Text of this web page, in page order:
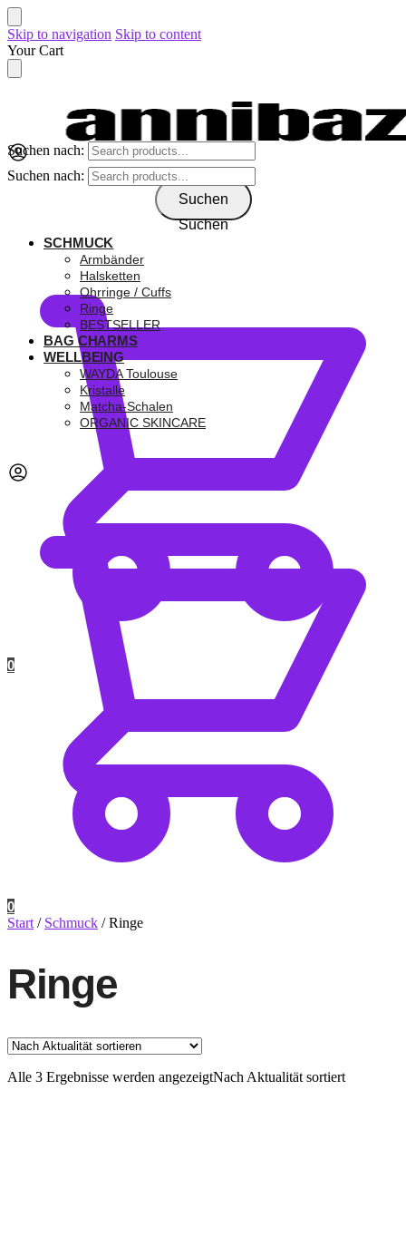
Skip to navigation Skip to content
Your Cart
Suchen nach:
Suchen
0
Suchen nach:
Suchen
SCHMUCK
Armbänder
Halsketten
Ohrringe / Cuffs
Ringe
BESTSELLER
BAG CHARMS
WELLBEING
WAYDA Toulouse
Kristalle
Matcha-Schalen
ORGANIC SKINCARE
0
Start / Schmuck /Ringe
Ringe
Alle 3 Ergebnisse werden angezeigtNach Aktualität sortiert